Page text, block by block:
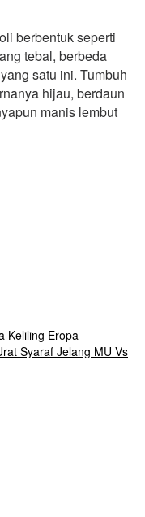
berbentuk seperti
tebal, berbeda
satu ini. Tumbuh
hijau, berdaun
manis lembut
Keliling Eropa
Syaraf Jelang MU Vs